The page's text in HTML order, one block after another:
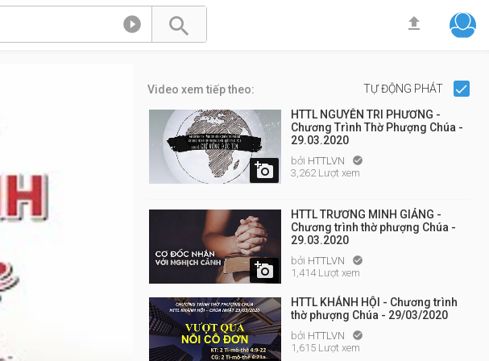

 
Video xem tiếp theo: TỰ ĐỘNG PHÁT

HTTL NGUYỄN TRI PHƯƠNG -
Chương Trình Thờ Phượng Chúa -
29.03.2020
bởi HTTLVN 
3,262 Lượt xem

HTTL TRƯƠNG MINH GIẢNG -
Chương trình thờ phượng Chúa -
29.03.2020
bởi HTTLVN 
1,414 Lượt xem
HTTL KHÁNH HỘI - Chương trình
thờ phượng Chúa - 29/03/2020
bởi HTTLVN 
1,615 Lượt xem